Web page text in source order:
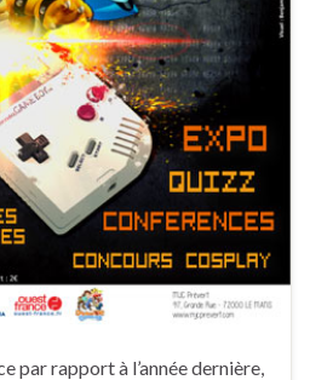
par rapport à l’année dernière,